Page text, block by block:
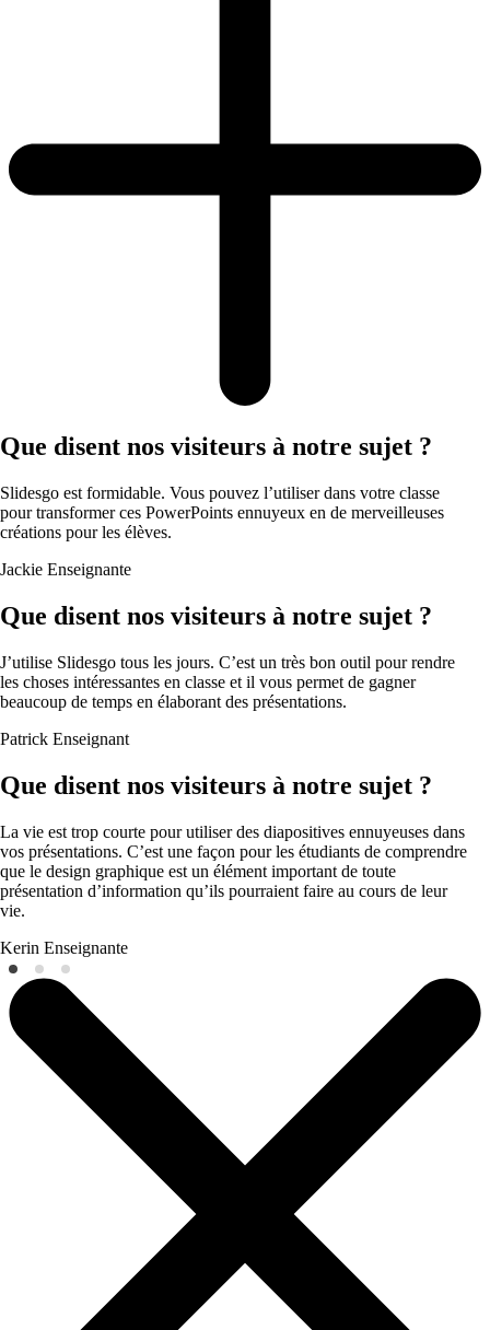
Que disent nos visiteurs à notre sujet ?
Slidesgo est formidable. Vous pouvez l’utiliser dans votre classe
pour transformer ces PowerPoints ennuyeux en de merveilleuses
créations pour les élèves.
Jackie Enseignante
Que disent nos visiteurs à notre sujet ?
J’utilise Slidesgo tous les jours. C’est un très bon outil pour rendre
les choses intéressantes en classe et il vous permet de gagner
beaucoup de temps en élaborant des présentations.
Patrick Enseignant
Que disent nos visiteurs à notre sujet ?
La vie est trop courte pour utiliser des diapositives ennuyeuses dans
vos présentations. C’est une façon pour les étudiants de comprendre
que le design graphique est un élément important de toute
présentation d’information qu’ils pourraient faire au cours de leur
vie.
Kerin Enseignante